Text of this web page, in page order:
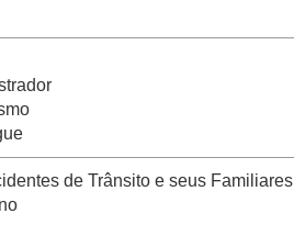
de Trânsito e seus Familiares